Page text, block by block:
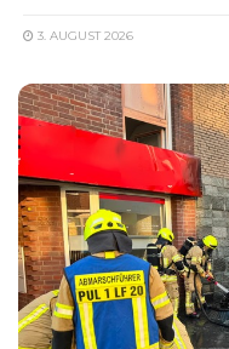
3. AUGUST 2026